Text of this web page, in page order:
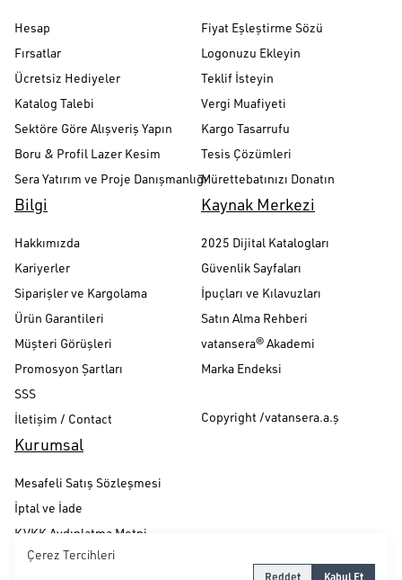
Çerez Tercihleri
Reddet Kabul Et
Hesap
Fırsatlar
Ücretsiz Hediyeler
Katalog Talebi
Sektöre Göre Alışveriş Yapın
Boru & Profil Lazer Kesim
Sera Yatırım ve Proje Danışmanlığı
Fiyat Eşleştirme Sözü
Logonuzu Ekleyin
Teklif İsteyin
Vergi Muafiyeti
Kargo Tasarrufu
Tesis Çözümleri
Mürettebatınızı Donatın
Bilgi
Hakkımızda
Kariyerler
Siparişler ve Kargolama
Ürün Garantileri
Müşteri Görüşleri
Promosyon Şartları
SSS
İletişim / Contact
Kaynak Merkezi
2025 Dijital Katalogları
Güvenlik Sayfaları
İpuçları ve Kılavuzları
Satın Alma Rehberi
vatansera® Akademi
Marka Endeksi
Copyright /vatansera.a.ş
Kurumsal
Mesafeli Satış Sözleşmesi
İptal ve İade
KVKK Aydınlatma Metni
Gizlilik ve Güvenlik Politikası